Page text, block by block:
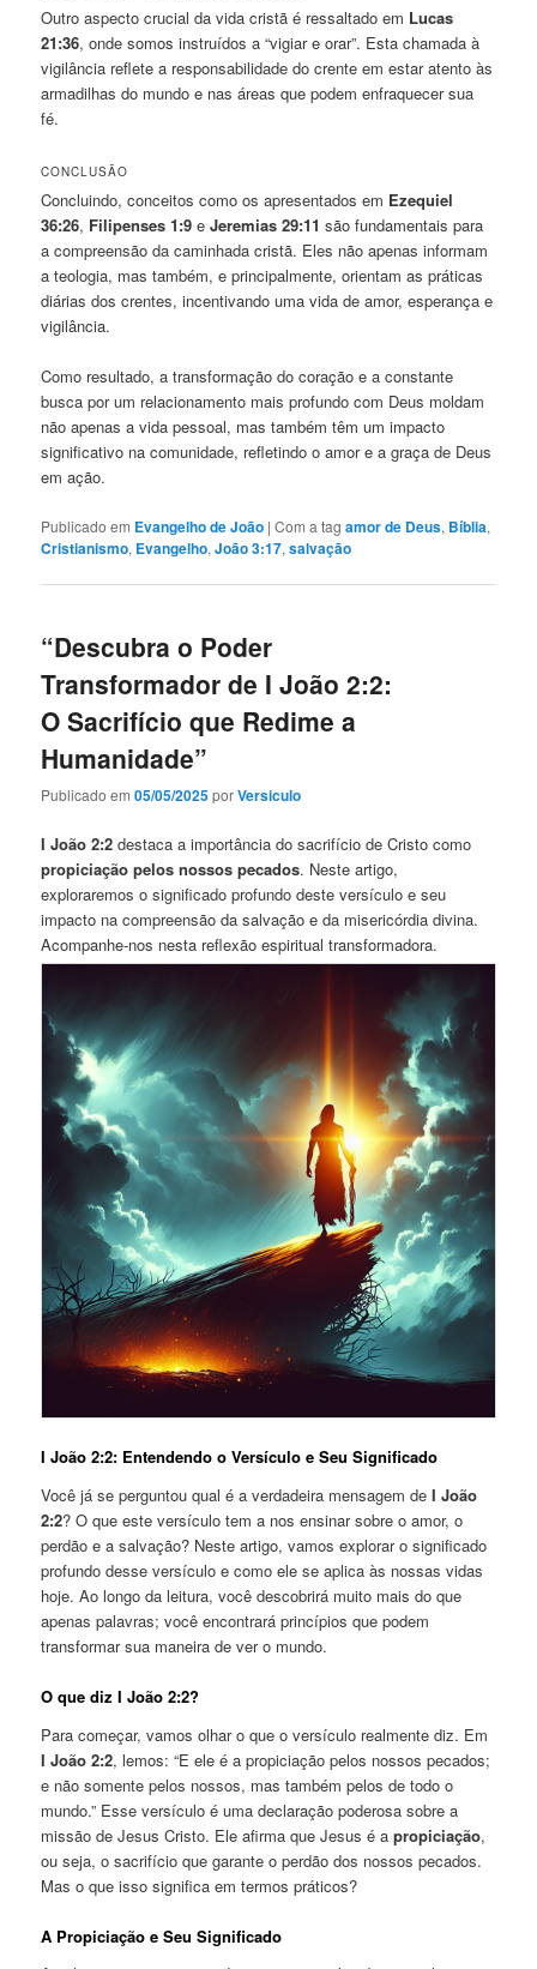
Outro aspecto crucial da vida cristã é ressaltado em Lucas
21:36, onde somos instruídos a “vigiar e orar”. Esta chamada à
vigilância reflete a responsabilidade do crente em estar atento às
armadilhas do mundo e nas áreas que podem enfraquecer sua
fé.
CONCLUSÃO
Concluindo, conceitos como os apresentados em Ezequiel
36:26, Filipenses 1:9 eJeremias 29:11 são fundamentais para
a compreensão da caminhada cristã. Eles não apenas informam
a teologia, mas também, e principalmente, orientam as práticas
diárias dos crentes, incentivando uma vida de amor, esperança e
vigilância.
Como resultado, a transformação do coração e a constante
busca por um relacionamento mais profundo com Deus moldam
não apenas a vida pessoal, mas também têm um impacto
significativo na comunidade, refletindo o amor e a graça de Deus
em ação.
Publicado em Evangelho de João |Com a tagamor de Deus, Bíblia,
Cristianismo, Evangelho,João 3:17,salvação
“Descubra o Poder
Transformador de I João 2:2:
O Sacrifício que Redime a
Humanidade”
Publicado em05/05/2025porVersiculo
I João 2:2 destaca a importância do sacrifício de Cristo como
propiciação pelos nossos pecados. Neste artigo,
exploraremos o significado profundo deste versículo e seu
impacto na compreensão da salvação e da misericórdia divina.
Acompanhe-nos nesta reflexão espiritual transformadora.
I João 2:2: Entendendo o Versículo e Seu Significado
Você já se perguntou qual é a verdadeira mensagem deI João
2:2? O que este versículo tem a nos ensinar sobre o amor, o
perdão e a salvação? Neste artigo, vamos explorar o significado
profundo desse versículo e como ele se aplica às nossas vidas
hoje. Ao longo da leitura, você descobrirá muito mais do que
apenas palavras; você encontrará princípios que podem
transformar sua maneira de ver o mundo.
O que diz I João 2:2?
Para começar, vamos olhar o que o versículo realmente diz. Em
I João 2:2, lemos: “E ele é a propiciação pelos nossos pecados;
e não somente pelos nossos, mas também pelos de todo o
mundo.” Esse versículo é uma declaração poderosa sobre a
missão de Jesus Cristo. Ele afirma que Jesus é apropiciação,
ou seja, o sacrifício que garante o perdão dos nossos pecados.
Mas o que isso significa em termos práticos?
A Propiciação e Seu Significado